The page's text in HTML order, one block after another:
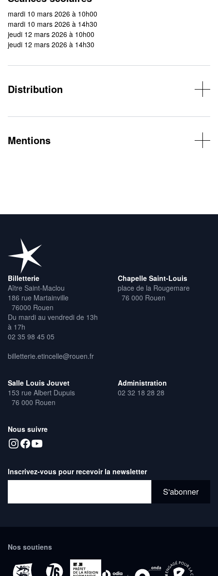
mardi 10 mars 2026 à 10h00
mardi 10 mars 2026 à 14h30
jeudi 12 mars 2026 à 10h00
jeudi 12 mars 2026 à 14h30
Distribution
artistique avec Marie Papon : danseuse et thérapeute manuelle,
scénographe, Séverine Rième : regard extérieur et créatrice
lumières – Thomas Quenneville, accompagnement technique
Mentions
Département Seine-Maritime, la Ville du Havre, Le Havre Seine
Billetterie
Aître Saint-Maclou
186 rue Martainville
76000 Rouen
Du mardi au vendredi de 13h
à 17h
02 35 98 45 05
billetterie.etincelle@rouen.fr
Chapelle Saint-Louis
place de la Rougemare
76 000 Rouen
Salle Louis Jouvet
153 rue Albert Dupuis
76 000 Rouen
Administration
02 32 18 28 28
Nous suivre
Inscrivez-vous pour recevoir la newsletter
Nos soutiens